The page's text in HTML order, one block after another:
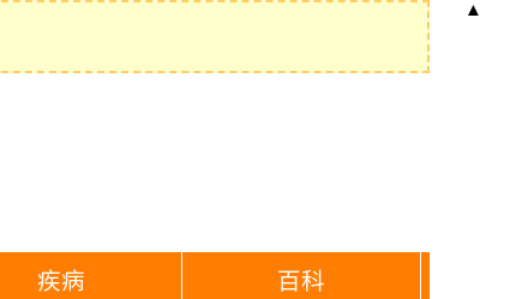
疾病 百科
▲